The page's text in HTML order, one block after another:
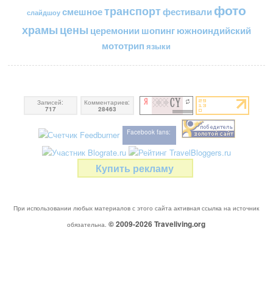
слайдшоу смешноетранспортфестивали фото
храмы цены церемонии шопингюжноиндийский
мототрип языки
Записей:
717
Комментариев:
28463
Facebook fans:
Купить рекламу
При использовании любых материалов с этого сайта активная ссылка на источник
обязательна. © 2009-2026Traveliving.org